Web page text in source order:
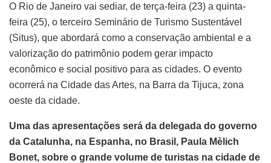
O Rio de Janeiro vai sediar, de terça-feira (23) a quinta-
feira (25), o terceiro Seminário de Turismo Sustentável
(Situs), que abordará como a conservação ambiental e a
valorização do patrimônio podem gerar impacto
econômico e social positivo para as cidades. O evento
ocorrerá na Cidade das Artes, na Barra da Tijuca, zona
oeste da cidade.
Uma das apresentações será da delegada do governo
da Catalunha, na Espanha, no Brasil, Paula Mèlich
Bonet, sobre o grande volume de turistas na cidade de